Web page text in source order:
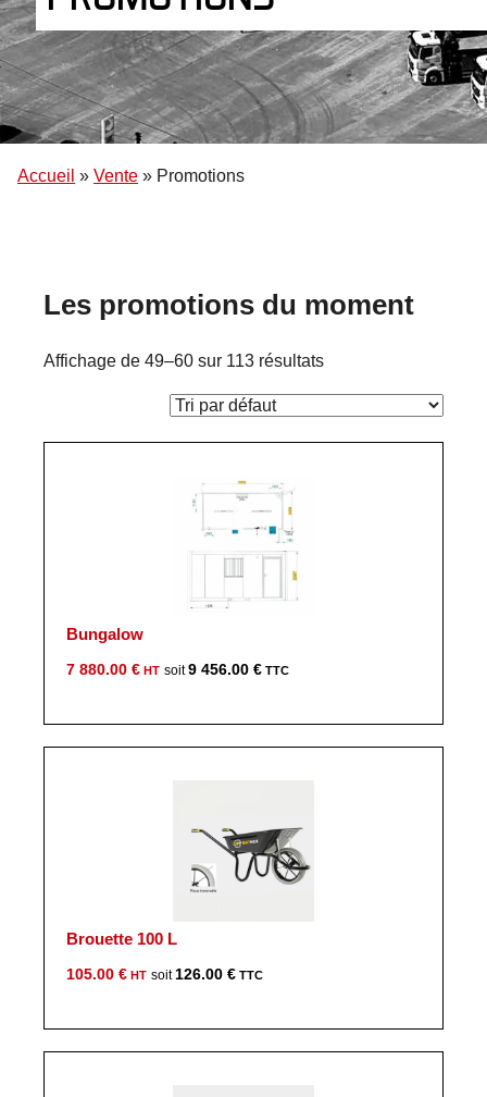
Accueil » Vente » Promotions
Les promotions du moment
Affichage de 49–60 sur 113 résultats
Bungalow
7 880.00 € 9 456.00 €
Brouette 100 L
105.00 € 126.00 €